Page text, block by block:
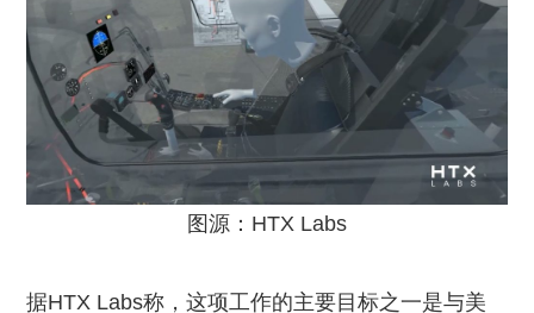
图源：HTX Labs
据HTX Labs称，这项工作的主要目标之一是与美